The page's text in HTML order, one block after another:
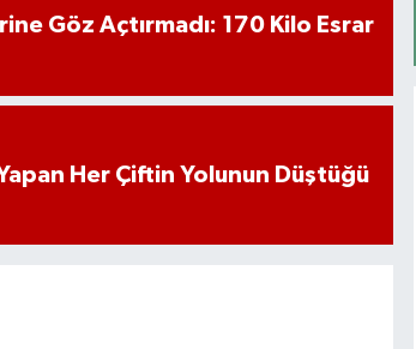
Göz Açtırmadı: 170 Kilo Esrar
Her Çiftin Yolunun Düştüğü